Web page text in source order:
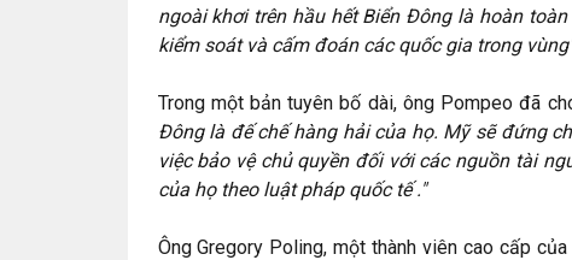
ngoài khơi trên hầu hết Biển Đông là hoàn
kiểm soát và cấm đoán các quốc gia trong
Trong một bản tuyên bố dài, ông Pompeo đã
Đông là đế chế hàng hải của họ. Mỹ sẽ đứng
việc bảo vệ chủ quyền đối với các nguồn tài
của họ theo luật pháp quốc tế ."
Ông Gregory Poling, một thành viên cao cấp